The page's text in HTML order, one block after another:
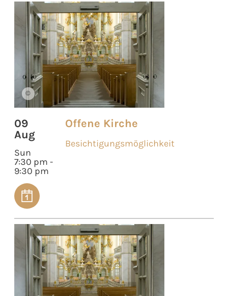
©
09
Aug
Sun
7:30 pm -
9:30 pm
Offene Kirche
Besichtigungsmöglichkeit